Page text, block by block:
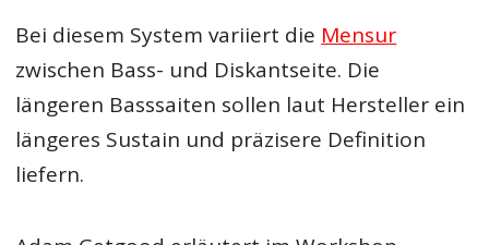
Bei diesem System variiert die Mensur
zwischen Bass- und Diskantseite. Die
längeren Basssaiten sollen laut Hersteller ein
längeres Sustain und präzisere Definition
liefern.